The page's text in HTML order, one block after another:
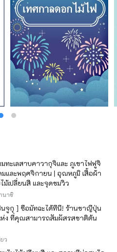
ทะเลสาบคาวากุจิและ ภูเขาไฟฟูจิ
มและพฤศจิกายน | อุณหภูมิ เสื้อผ้า
ม้เปลี่ยนสี และจุดชมวิว
นาชิ
นจูกุ ] ซื้อมัทฉะได้ที่นี่! ร้านชาญี่ปุ่น
ห่ง ที่คุณสามารถสัมผัสรสชาติต้น
ว